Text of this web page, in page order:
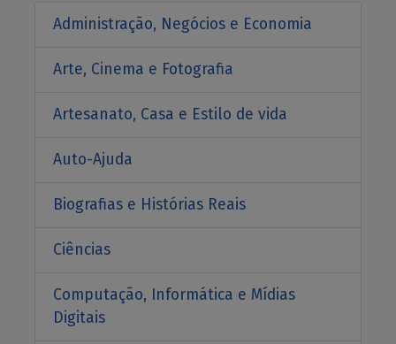
Administração, Negócios e Economia
Arte, Cinema e Fotografia
Artesanato, Casa e Estilo de vida
Auto-Ajuda
Biografias e Histórias Reais
Ciências
Computação, Informática e Mídias
Digitais